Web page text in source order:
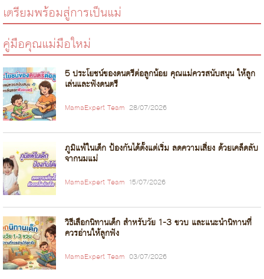
เตรียมพร้อมสู่การเป็นแม่
คู่มือคุณแม่มือใหม่
5 ประโยชน์ของดนตรีต่อลูกน้อย คุณแม่ควรสนับสนุน ให้ลูก
เล่นและฟังดนตรี
MamaExpert Team 28/07/2026
ภูมิแพ้ในเด็ก ป้องกันได้ตั้งแต่เริ่ม ลดความเสี่ยง ด้วยเคล็ดลับ
จากนมแม่
MamaExpert Team 15/07/2026
วิธีเลือกนิทานเด็ก สำหรับวัย 1-3 ขวบ และแนะนำนิทานที่
ควรอ่านให้ลูกฟัง
MamaExpert Team 03/07/2026